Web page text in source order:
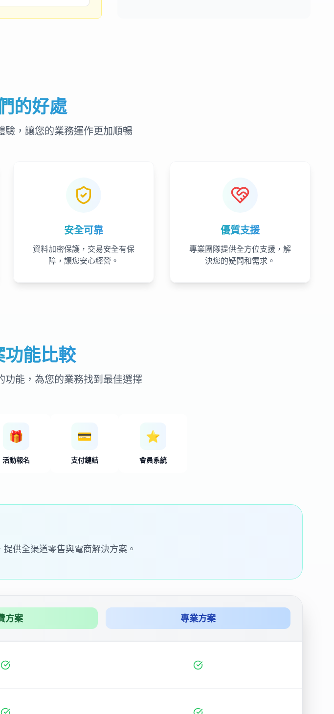
的好處
驗，讓您的業務運作更加順暢
安全可靠
資料加密保護，交易安全有保
障，讓您安心經營。
優質支援
專業團隊提供全方位支援，解
決您的疑問和需求。
能比較
功能，為您的業務找到最佳選擇
🎁
活動報名
💳
支付鏈結
⭐
會員系統
供全渠道零售與電商解決方案。
方案 專業方案